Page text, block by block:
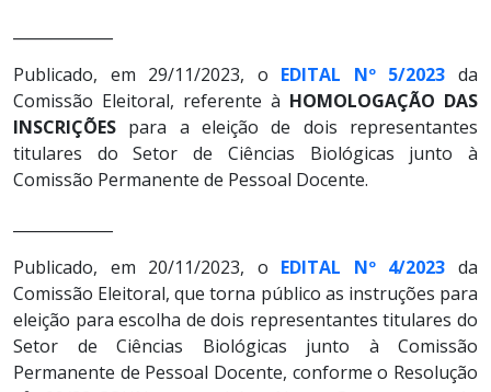
Publicado, em 29/11/2023, o EDITAL Nº 5/2023 da
Comissão Eleitoral, referente à HOMOLOGAÇÃO DAS
INSCRIÇÕES para a eleição de dois representantes
titulares do Setor de Ciências Biológicas junto à
Comissão Permanente de Pessoal Docente.
Publicado, em 20/11/2023, o EDITAL Nº 4/2023 da
Comissão Eleitoral, que torna público as instruções para
eleição para escolha de dois representantes titulares do
Setor de Ciências Biológicas junto à Comissão
Permanente de Pessoal Docente, conforme o Resolução